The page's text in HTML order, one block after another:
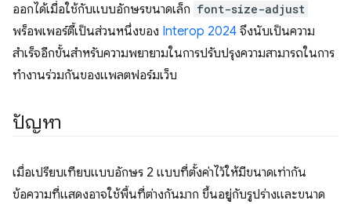
ออกได้เมื่อใช้กับแบบอักษรขนาดเล็ก font-size-adjust
พร็อพเพอร์ตี้เป็นส่วนหนึ่งของ Interop 2024 จึงนับเป็นความ
สำเร็จอีกขั้นสำหรับความพยายามในการปรับปรุงความสามารถในการ
ทำงานร่วมกันของแพลตฟอร์มเว็บ
ปัญหา
เมื่อเปรียบเทียบแบบอักษร 2 แบบที่ตั้งค่าไว้ให้มีขนาดเท่ากัน
ข้อความที่แสดงอาจใช้พื้นที่ต่างกันมาก ขึ้นอยู่กับรูปร่างและขนาด